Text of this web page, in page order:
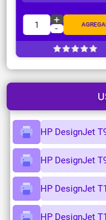
1 +
-
HP DesignJet
HP DesignJet
HP DesignJet
HP DesignJet